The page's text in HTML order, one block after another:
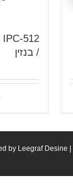
/ בנזין
Leegraf Desine